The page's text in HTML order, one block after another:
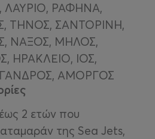
ΛΑΥΡΙΟ, ΡΑΦΗΝΑ,
ΤΗΝΟΣ, ΣΑΝΤΟΡΙΝΗ,
ΝΑΞΟΣ, ΜΗΛΟΣ,
ΗΡΑΚΛΕΙΟ, ΙΟΣ,
ΑΜΟΡΓΟΣ
2 ετών που
της Sea Jets,